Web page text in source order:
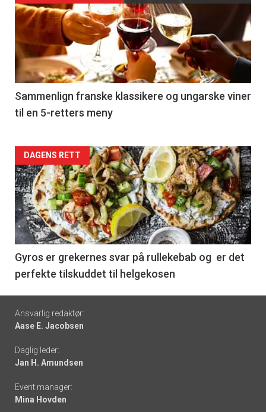
akkurat
nå
-
5
Sammenlign franske klassikere og ungarske viner
til en 5-retters meny
Forsiden
akkurat
nå
-
6
DAGENS RETT
Gyros er grekernes svar på rullekebab og er det
perfekte tilskuddet til helgekosen
Footer
-
links
Ansvarlig redaktør:
Aase E. Jacobsen
Daglig leder:
Jan H. Amundsen
Event manager:
Mina Hovden